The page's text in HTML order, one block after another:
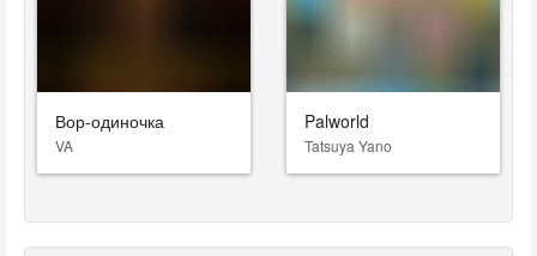
Вор-одиночка
VA
Palworld
Tatsuya Yano